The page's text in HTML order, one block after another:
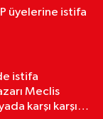
üyelerine istifa
istifa
Meclis
karşı karşıya